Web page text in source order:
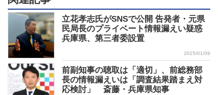
立花孝志氏がSNSで公開 告発者・元県
民局長のプライベート情報漏えい疑惑
兵庫県、第三者委設置
2025/01/09
前副知事の聴取は「適切」、前総務部
長の情報漏えいは「調査結果踏まえ対
応検討」 斎藤・兵庫県知事